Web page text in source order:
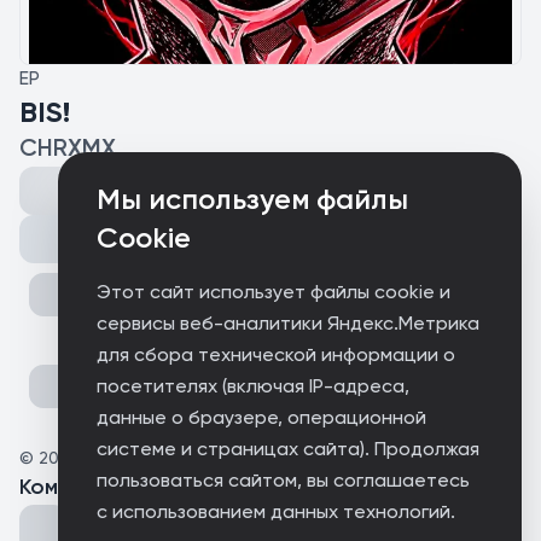
Мы используем файлы
Cookie
Этот сайт использует файлы cookie и
сервисы веб-аналитики Яндекс.Метрика
для сбора технической информации о
посетителях (включая IP-адреса,
данные о браузере, операционной
системе и страницах сайта). Продолжая
пользоваться сайтом, вы соглашаетесь
с использованием данных технологий.
EP
BIS!
CHRXMX
© 2026 RAVEON.NET
Комментарии(0 )